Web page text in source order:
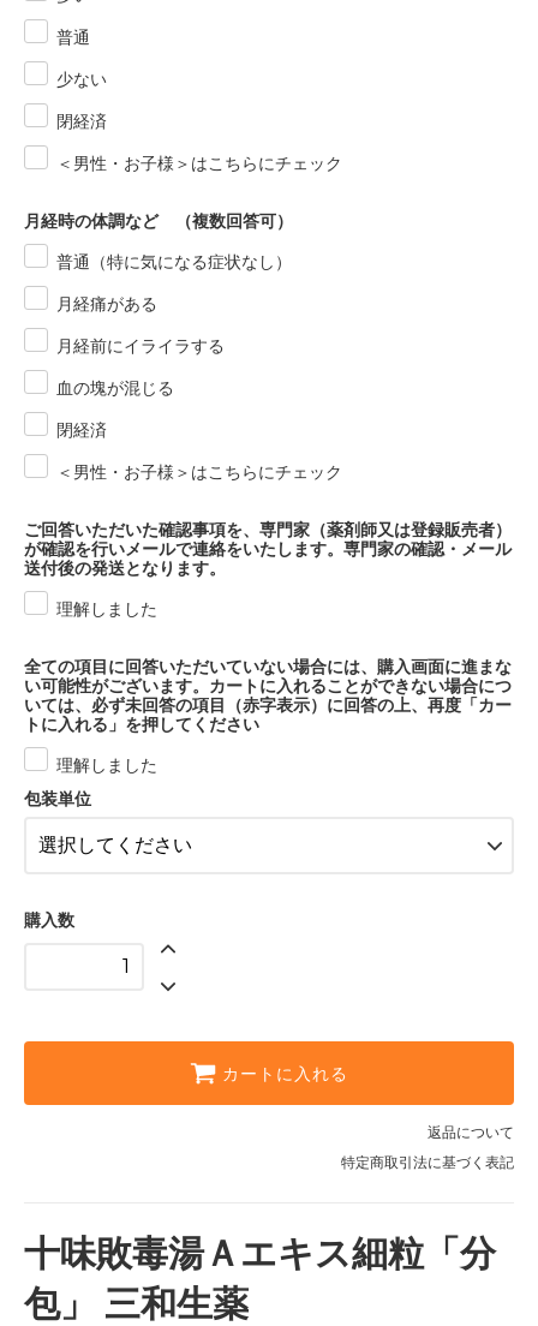
普通
少ない
閉経済
＜男性・お子様＞はこちらにチェック
月経時の体調など （複数回答可）
普通（特に気になる症状なし）
月経痛がある
月経前にイライラする
血の塊が混じる
閉経済
＜男性・お子様＞はこちらにチェック
ご回答いただいた確認事項を、専門家（薬剤師又は登録販売者）
が確認を行いメールで連絡をいたします。専門家の確認・メール
送付後の発送となります。
理解しました
全ての項目に回答いただいていない場合には、購入画面に進まな
い可能性がございます。カートに入れることができない場合につ
いては、必ず未回答の項目（赤字表示）に回答の上、再度「カー
トに入れる」を押してください
理解しました
包装単位
購入数
カートに入れる
返品について
特定商取引法に基づく表記
十味敗毒湯Ａエキス細粒「分
包」 三和生薬